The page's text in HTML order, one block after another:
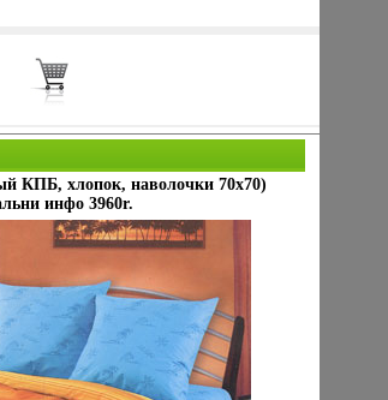
КПБ, хлопок, наволочки 70х70)
инфо 3960r.